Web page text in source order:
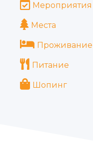
Мероприятия
Места
Проживание
Питание
Шопинг